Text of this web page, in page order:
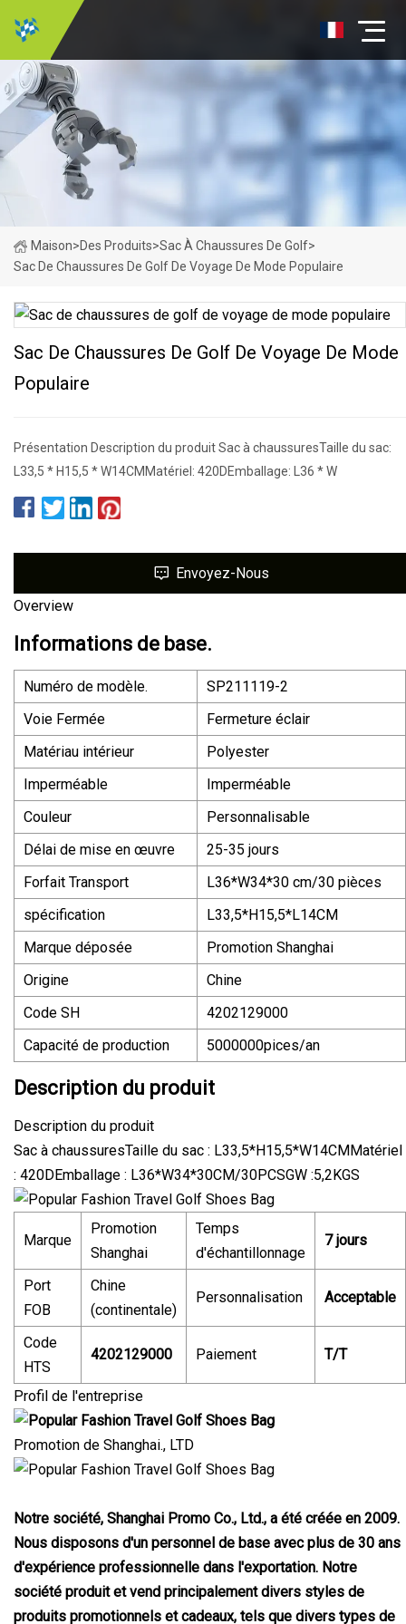
Maison>Des Produits>Sac À Chaussures De Golf>
Sac De Chaussures De Golf De Voyage De Mode Populaire
Sac De Chaussures De Golf De Voyage De Mode
Populaire
Présentation Description du produit Sac à chaussuresTaille du sac:
L33,5 * H15,5 * W14CMMatériel: 420DEmballage: L36 * W
Envoyez-Nous
Overview
Informations de base.
Numéro de modèle.
SP211119-2
Voie Fermée
Fermeture éclair
Matériau intérieur
Polyester
Imperméable
Imperméable
Couleur
Personnalisable
Délai de mise en œuvre
25-35 jours
Forfait Transport
L36*W34*30 cm/30 pièces
spécification
L33,5*H15,5*L14CM
Marque déposée
Promotion Shanghai
Origine
Chine
Code SH
4202129000
Capacité de production
5000000pices/an
Description du produit
Description du produit
Sac à chaussuresTaille du sac : L33,5*H15,5*W14CMMatériel
: 420DEmballage : L36*W34*30CM/30PCSGW :5,2KGS
Marque
Promotion
Shanghai
Temps
d'échantillonnage
7 jours
Port
FOB
Chine
(continentale)
Personnalisation Acceptable
Code
HTS
4202129000 Paiement T/T
Profil de l'entreprise
Promotion de Shanghai., LTD
Notre société, Shanghai Promo Co., Ltd., a été créée en 2009.
Nous disposons d'un personnel de base avec plus de 30 ans
d'expérience professionnelle dans l'exportation. Notre
société produit et vend principalement divers styles de
produits promotionnels et cadeaux, tels que divers types de